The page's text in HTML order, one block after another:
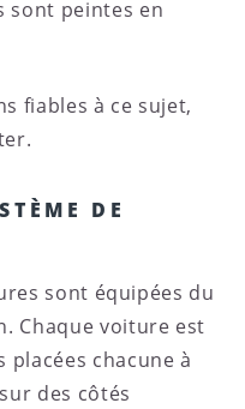
sont peintes en
fiables à ce sujet,
DE
sont équipées du
Chaque voiture est
placées chacune à
des côtés